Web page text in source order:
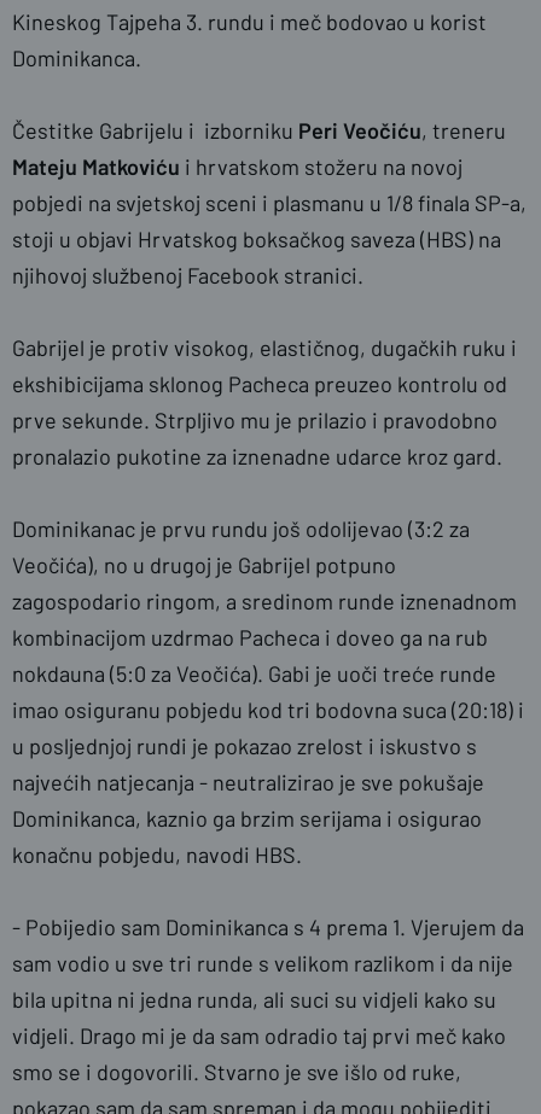
Kineskog Tajpeha 3. rundu i meč bodovao u korist
Dominikanca.
Čestitke Gabrijelu i izborniku Peri Veočiću, treneru
Mateju Matkoviću i hrvatskom stožeru na novoj
pobjedi na svjetskoj sceni i plasmanu u 1/8 finala SP-a,
stoji u objavi Hrvatskog boksačkog saveza (HBS) na
njihovoj službenoj Facebook stranici.
Gabrijel je protiv visokog, elastičnog, dugačkih ruku i
ekshibicijama sklonog Pacheca preuzeo kontrolu od
prve sekunde. Strpljivo mu je prilazio i pravodobno
pronalazio pukotine za iznenadne udarce kroz gard.
Dominikanac je prvu rundu još odolijevao (3:2 za
Veočića), no u drugoj je Gabrijel potpuno
zagospodario ringom, a sredinom runde iznenadnom
kombinacijom uzdrmao Pacheca i doveo ga na rub
nokdauna (5:0 za Veočića). Gabi je uoči treće runde
imao osiguranu pobjedu kod tri bodovna suca (20:18) i
u posljednjoj rundi je pokazao zrelost i iskustvo s
najvećih natjecanja - neutralizirao je sve pokušaje
Dominikanca, kaznio ga brzim serijama i osigurao
konačnu pobjedu, navodi HBS.
- Pobijedio sam Dominikanca s 4 prema 1. Vjerujem da
sam vodio u sve tri runde s velikom razlikom i da nije
bila upitna ni jedna runda, ali suci su vidjeli kako su
vidjeli. Drago mi je da sam odradio taj prvi meč kako
smo se i dogovorili. Stvarno je sve išlo od ruke,
pokazao sam da sam spreman i da mogu pobijediti